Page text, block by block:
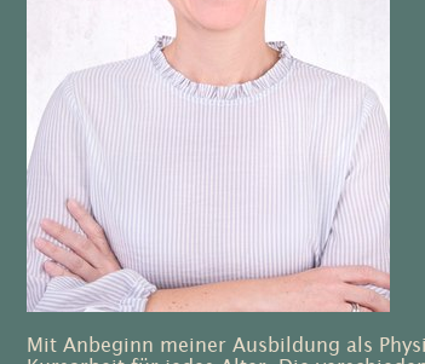
Mit Anbeginn meiner Ausbildung als